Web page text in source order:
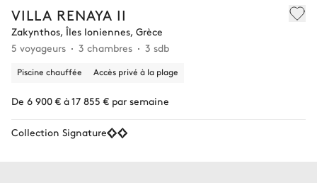
VILLA RENAYA II
Zakynthos, Îles Ioniennes, Grèce
5 voyageurs
3 chambres 3 sdb
Piscine chauffée Accès privé à la plage
De 6 900 € à 17 855 € par semaine
Collection Signature